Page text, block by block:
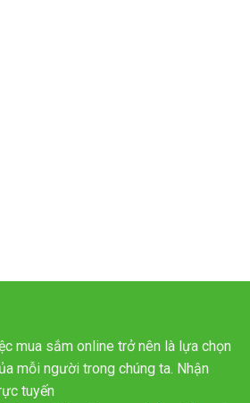
mua sắm online trở nên là lựa chọn
mỗi người trong chúng ta. Nhận
tuyến